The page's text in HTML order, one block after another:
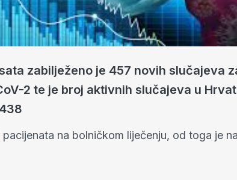
zabilježeno je 457 novih slučajeva
2 te je broj aktivnih slučajeva u
na bolničkom liječenju, od toga je